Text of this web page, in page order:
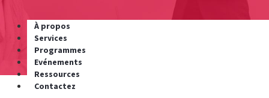
À propos
Services
Programmes
Evénements
Ressources
Contactez